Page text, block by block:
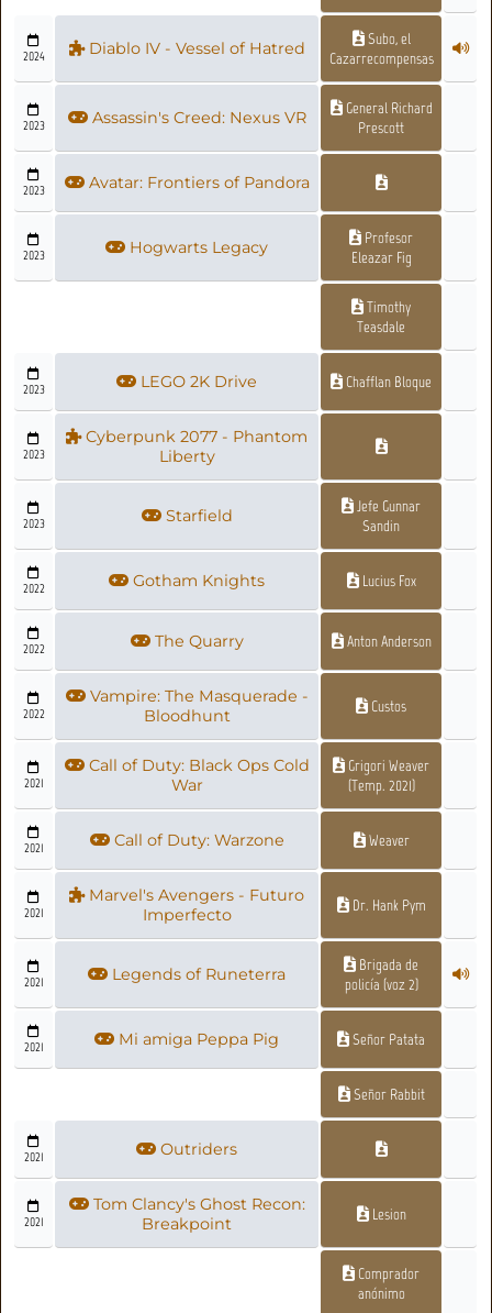
2024 Diablo IV - Vessel of Hatred
Subo, el
Cazarrecompensas
2023 Assassin's Creed: Nexus VR
General Richard
Prescott
2023 Avatar: Frontiers of Pandora
2023 Hogwarts Legacy
Profesor
Eleazar Fig
Timothy
Teasdale
2023 LEGO 2K Drive Chafflan Bloque
2023
Cyberpunk 2077 - Phantom
Liberty
2023 Starfield
Jefe Gunnar
Sandin
2022 Gotham Knights Lucius Fox
2022 The Quarry Anton Anderson
2022
Vampire: The Masquerade -
Bloodhunt
Custos
2021
Call of Duty: Black Ops Cold
War
Grigori Weaver
(Temp. 2021)
2021 Call of Duty: Warzone Weaver
2021
Marvel's Avengers - Futuro
Imperfecto
Dr. Hank Pym
2021 Legends of Runeterra
Brigada de
policía (voz 2)
2021 Mi amiga Peppa Pig Señor Patata
Señor Rabbit
2021 Outriders
2021
Tom Clancy's Ghost Recon:
Breakpoint
Lesion
Comprador
anónimo